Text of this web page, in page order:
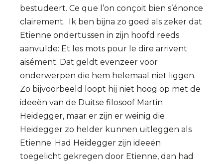
bestudeert. Ce que l’on conçoit bien s’énonce
clairement. Ik ben bijna zo goed als zeker dat
Etienne ondertussen in zijn hoofd reeds
aanvulde: Et les mots pour le dire arrivent
aisément. Dat geldt evenzeer voor
onderwerpen die hem helemaal niet liggen.
Zo bijvoorbeeld loopt hij niet hoog op met de
ideeën van de Duitse filosoof Martin
Heidegger, maar er zijn er weinig die
Heidegger zo helder kunnen uitleggen als
Etienne. Had Heidegger zijn ideeën
toegelicht gekregen door Etienne, dan had